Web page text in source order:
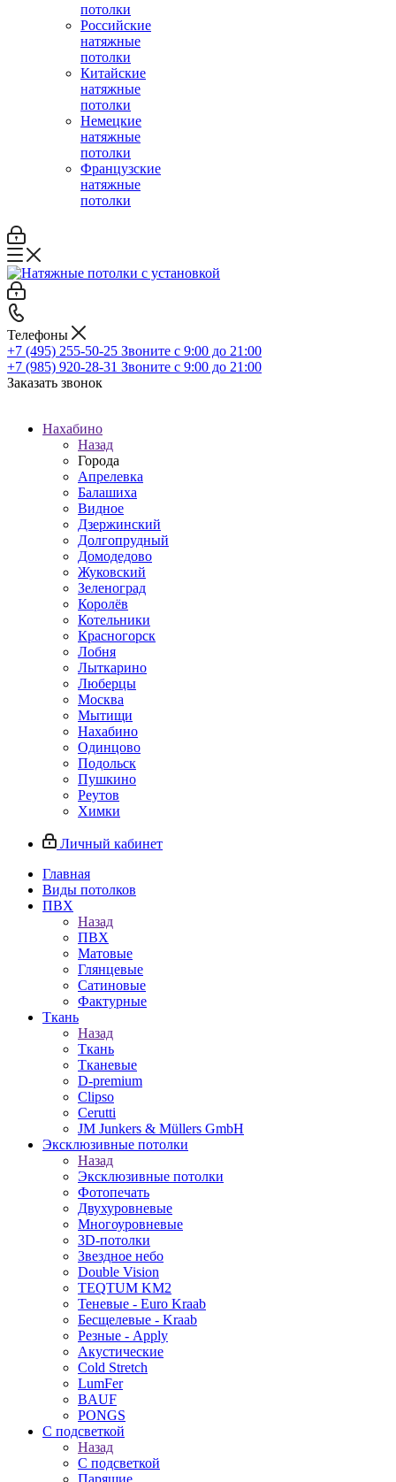
потолки
Российские
натяжные
потолки
Китайские
натяжные
потолки
Немецкие
натяжные
потолки
Французские
натяжные
потолки
Телефоны
+7 (495) 255-50-25 Звоните с 9:00 до 21:00
+7 (985) 920-28-31 Звоните с 9:00 до 21:00
Заказать звонок
Нахабино
Назад
Города
Апрелевка
Балашиха
Видное
Дзержинский
Долгопрудный
Домодедово
Жуковский
Зеленоград
Королёв
Котельники
Красногорск
Лобня
Лыткарино
Люберцы
Москва
Мытищи
Нахабино
Одинцово
Подольск
Пушкино
Реутов
Химки
Личный кабинет
Главная
Виды потолков
ПВХ
Назад
ПВХ
Матовые
Глянцевые
Сатиновые
Фактурные
Ткань
Назад
Ткань
Тканевые
D-premium
Clipso
Cerutti
JM Junkers & Müllers GmbH
Эксклюзивные потолки
Назад
Эксклюзивные потолки
Фотопечать
Двухуровневые
Многоуровневые
3D-потолки
Звездное небо
Double Vision
TEQTUM KM2
Теневые - Euro Kraab
Бесщелевые - Kraab
Резные - Apply
Акустические
Cold Stretch
LumFer
BAUF
PONGS
С подсветкой
Назад
С подсветкой
Парящие